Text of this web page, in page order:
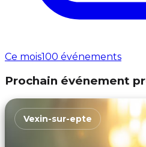
Ce mois100 événements
Prochain événement
Vexin-sur-epte